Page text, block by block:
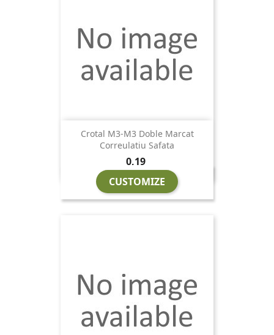
Crotal M3-M3 Doble Marcat
Correulatiu Safata
Preu
0,19
CUSTOMIZE